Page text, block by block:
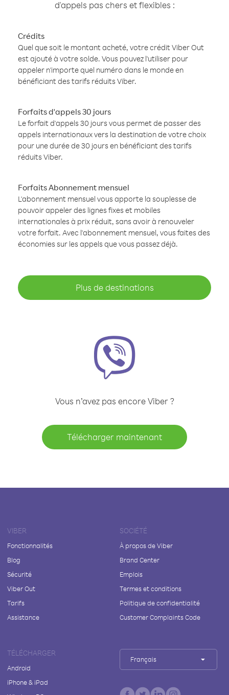
d'appels pas chers et flexibles :
Crédits
Quel que soit le montant acheté, votre crédit Viber Out
est ajouté à votre solde. Vous pouvez l'utiliser pour
appeler n'importe quel numéro dans le monde en
bénéficiant des tarifs réduits Viber.
Forfaits d'appels 30 jours
Le forfait d'appels 30 jours vous permet de passer des
appels internationaux vers la destination de votre choix
pour une durée de 30 jours en bénéficiant des tarifs
réduits Viber.
Forfaits Abonnement mensuel
L'abonnement mensuel vous apporte la souplesse de
pouvoir appeler des lignes fixes et mobiles
internationales à prix réduit, sans avoir à renouveler
votre forfait. Avec l'abonnement mensuel, vous faites des
économies sur les appels que vous passez déjà.
Plus de destinations
Vous n’avez pas encore Viber ?
Télécharger maintenant
VIBER
Fonctionnalités
Blog
Sécurité
Viber Out
Tarifs
Assistance
SOCIÉTÉ
À propos de Viber
Brand Center
Emplois
Termes et conditions
Politique de confidentialité
Customer Complaints Code
TÉLÉCHARGER
Android
iPhone & iPad
Français